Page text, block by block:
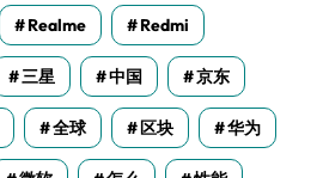
Realme Redmi
三星 中国 京东
全球 区块 华为